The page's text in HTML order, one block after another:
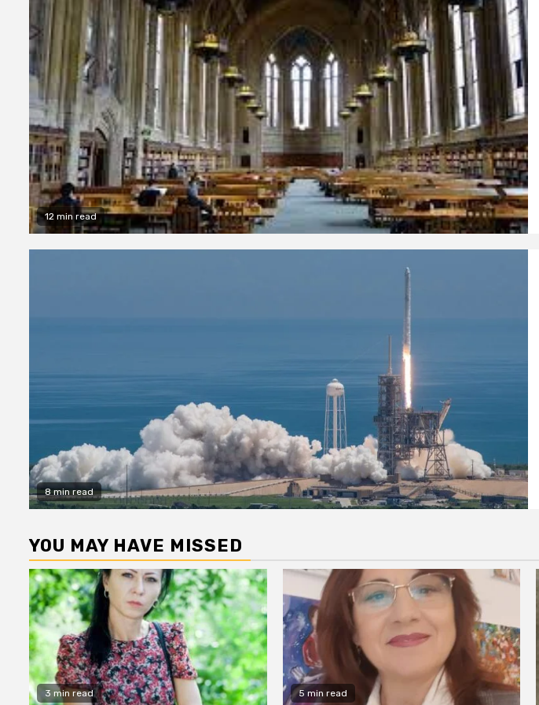
12 min read
8 min read
YOU MAY HAVE MISSED
3 min read 5 min read